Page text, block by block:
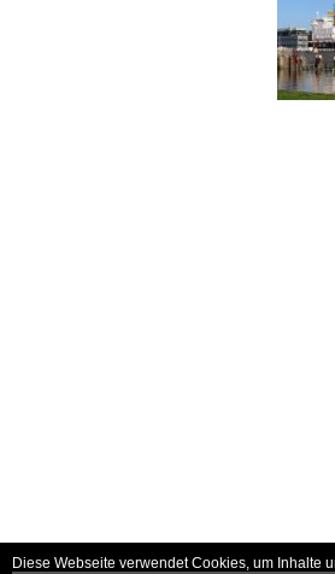
Diese Webseite verwendet Cookies, um Inhalte